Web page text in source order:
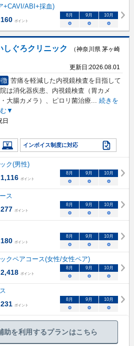
+CAVI/ABI+採血)
160 ポイント
8月 9月 10月
○ ○ ○
ぐろクリニック
（神奈川県 茅ヶ崎
更新日:2026.08.01
苦痛を軽減した内視鏡検査を目指して
は消化器疾患、内視鏡検査（胃カメ
大腸カメラ）、ピロリ菌治療
続きを
▼
日
インボイス制度に対応
ク(男性)
1,116 ポイント
8 月 9 月 10月
○ ○ ○
ス
277 ポイント
8 月 9 月 10月
○ ○ ○
180 ポイント
8 月 9 月 10月
○ ○ ○
クペアコース(女性/女性ペア)
2,418 ポイント
8 月 9 月 10月
○ ○ ○
231 ポイント
8 月 9 月 10月
○ ○ ○
助を利用するプランはこちら